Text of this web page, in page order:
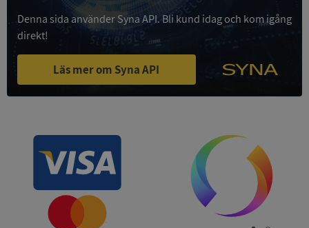
Denna sida använder Syna API. Bli kund idag och kom igång
direkt!
Läs mer om Syna API
ASP.NET_SessionId
Corporation
ARRAffinity
Microsoft
Corporation
.syna.se